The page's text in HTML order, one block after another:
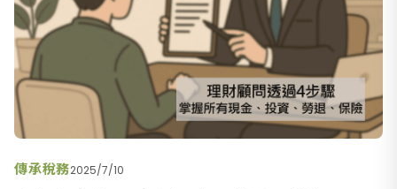
傳承稅務2025/7/10